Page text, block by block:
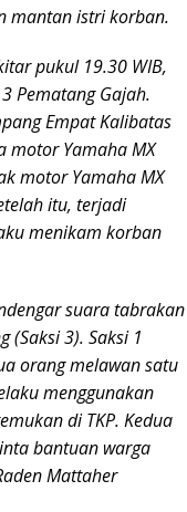
mantan istri korban.
pukul 19.30 WIB,
Pematang Gajah.
Empat Kalibatas
motor Yamaha MX
motor Yamaha MX
itu, terjadi
menikam korban
suara tabrakan
3). Saksi 1
orang melawan satu
menggunakan
di TKP. Kedua
bantuan warga
Mattaher